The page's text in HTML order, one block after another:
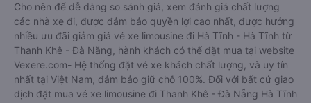
Cho nên để dễ dàng so sánh giá, xem đánh giá chất lượng
các nhà xe đi, được đảm bảo quyền lợi cao nhất, được hưởng
nhiều ưu đãi giảm giá vé xe limousine đi Hà Tĩnh - Hà Tĩnh từ
Thanh Khê - Đà Nẵng, hành khách có thể đặt mua tại website
Vexere.com- Hệ thống đặt vé xe khách chất lượng, và uy tín
nhất tại Việt Nam, đảm bảo giữ chỗ 100%. Đối với bất cứ giao
dịch đặt mua vé xe limousine đi Thanh Khê - Đà Nẵng Hà Tĩnh